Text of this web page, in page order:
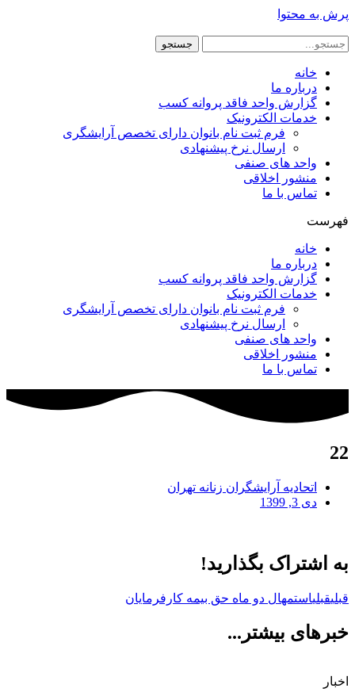
پرش به محتوا
جستجو
خانه
درباره ما
گزارش واحد فاقد پروانه کسب
خدمات الکترونیک
فرم ثبت نام بانوان دارای تخصص آرایشگری
ارسال نرخ پیشنهادی
واحد های صنفی
منشور اخلاقی
تماس با ما
فهرست
خانه
درباره ما
گزارش واحد فاقد پروانه کسب
خدمات الکترونیک
فرم ثبت نام بانوان دارای تخصص آرایشگری
ارسال نرخ پیشنهادی
واحد های صنفی
منشور اخلاقی
تماس با ما
22
اتحادیه آرایشگران زنانه تهران
دی 3, 1399
به اشتراک بگذارید!
قبلیقبلیاستمهال دو ماه حق بیمه کارفرمایان
خبرهای بیشتر...
اخبار